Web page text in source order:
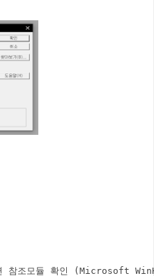
참조모듈 확인 (Microsoft